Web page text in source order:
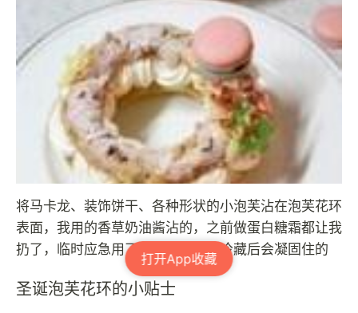
将马卡龙、装饰饼干、各种形状的小泡芙沾在泡芙花环
表面，我用的香草奶油酱沾的，之前做蛋白糖霜都让我
扔了，临时应急用了香草奶油酱，冷藏后会凝固住的
圣诞泡芙花环的小贴士
打开App收藏